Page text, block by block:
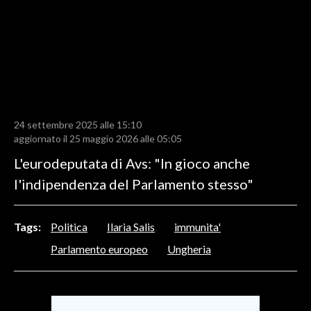
RISULTATI E CLASSIFICHE
CALCIO REGIONALE
BASKET
MOTORI
ALTRI SPORT
24 settembre 2025 alle 15:10
aggiornato il 25 maggio 2026 alle 05:05
L'eurodeputata di Avs: "In gioco anche
l'indipendenza del Parlamento stesso"
Tags: Politica Ilaria Salis
immunita'
Parlamento europeo
Ungheria